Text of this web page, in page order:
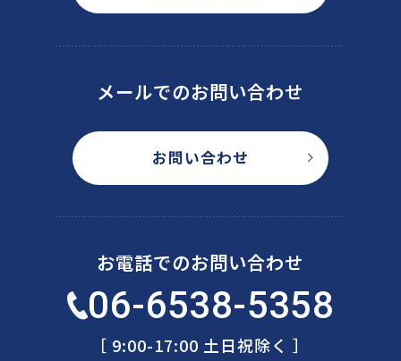
メールでのお問い合わせ
お問い合わせ
お電話でのお問い合わせ
06-6538-5358
［ 9:00-17:00 土日祝除く ］